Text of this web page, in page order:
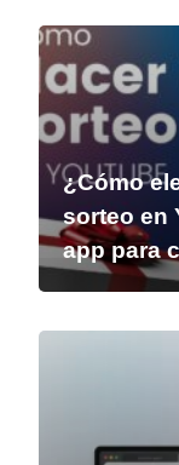
¿Cómo
sorteo en
app para